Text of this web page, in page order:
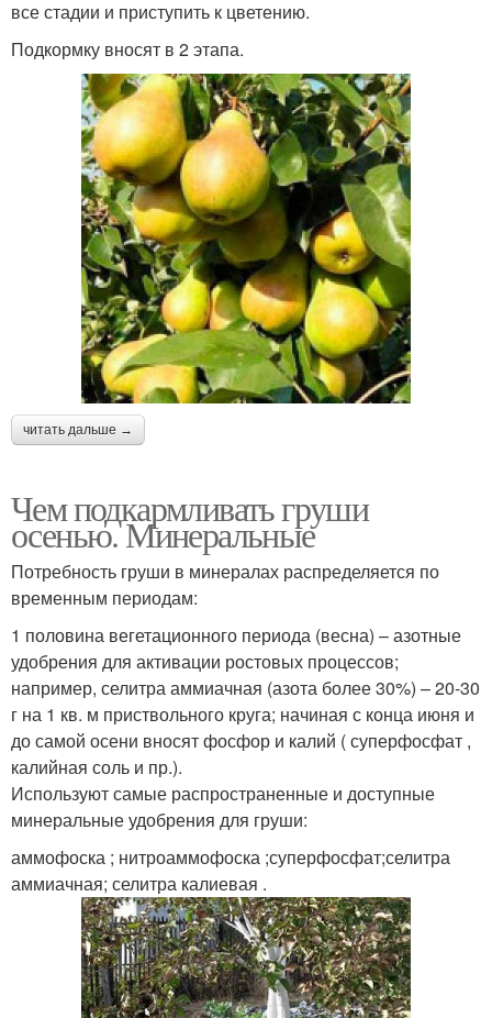
все стадии и приступить к цветению.
Подкормку вносят в 2 этапа.
читать дальше →
Чем подкармливать груши
осенью. Минеральные
Потребность груши в минералах распределяется по
временным периодам:
1 половина вегетационного периода (весна) – азотные
удобрения для активации ростовых процессов;
например, селитра аммиачная (азота более 30%) – 20-30
г на 1 кв. м приствольного круга; начиная с конца июня и
до самой осени вносят фосфор и калий ( суперфосфат ,
калийная соль и пр.).
Используют самые распространенные и доступные
минеральные удобрения для груши:
аммофоска ; нитроаммофоска ;суперфосфат;селитра
аммиачная; селитра калиевая .